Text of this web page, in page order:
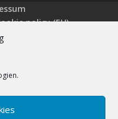
policy (EU)